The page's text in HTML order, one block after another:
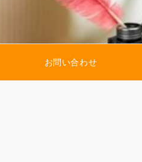
お問い合わせ